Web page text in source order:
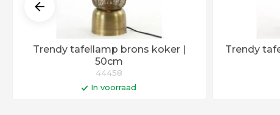
Trendy tafellamp brons koker |
50cm
44458
In voorraad
Trendy